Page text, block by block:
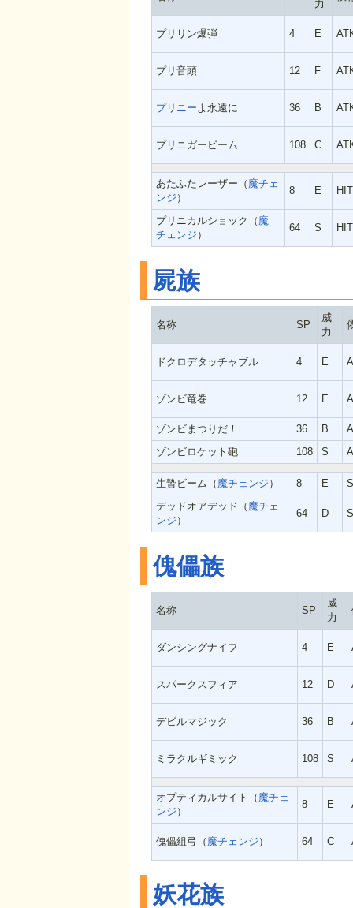
力
プリリン爆弾 4 E
プリ音頭 12 F
プリニー よ永遠に 36 B
プリニガービーム 108 C
あたふたレーザー（ 魔チェ
ンジ ）
8 E
プリニカルショック（ 魔
チェンジ ）
64 S
屍族
名称 SP
威
力
ドクロデタッチャブル 4 E
ゾンビ竜巻 12 E
ゾンビまつりだ！ 36 B
ゾンビロケット砲
108 S
生贄ビーム（ 魔チェンジ ） 8 E
デッドオアデッド（ 魔チェ
ンジ ）
64 D
傀儡族
名称 SP
威
力
ダンシングナイフ 4 E
スパークスフィア 12 D
デビルマジック 36 B
ミラクルギミック 108 S
オプティカルサイト（ 魔チェ
ンジ ）
8 E
傀儡組弓（ 魔チェンジ ） 64 C
妖花族